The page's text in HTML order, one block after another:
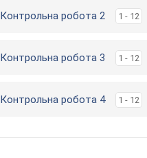
Контрольна робота 2 1 - 12
Контрольна робота 3 1 - 12
Контрольна робота 4 1 - 12